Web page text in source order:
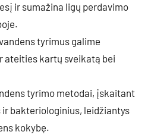
ir sumažina ligų perdavimo
tyrimus galime
ateities kartų sveikatą bei
tyrimo metodai, įskaitant
bakteriologinius, leidžiantys
kokybę.